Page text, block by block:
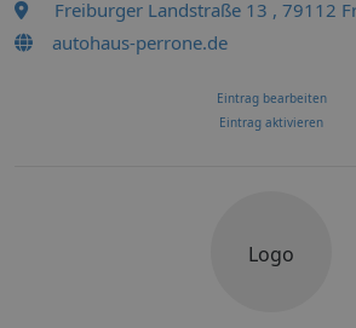
Freiburger Landstraße 13 , 79112
autohaus-perrone.de
Eintrag bearbeiten
Eintrag aktivieren
Logo